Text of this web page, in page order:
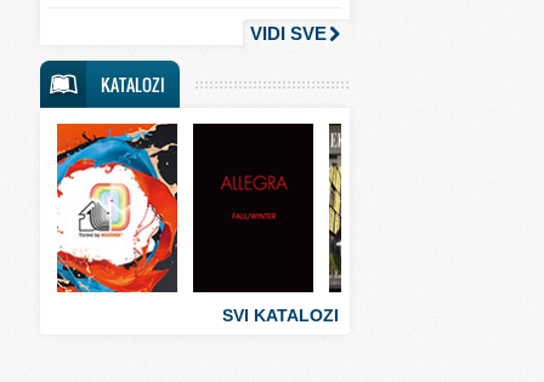
Svet sporta
Svet tehnike
Svet ugostiteljstva
Svet zabave i umetnosti
Svet zanimljivosti
Svet zdravlja
VIDI SVE
KATALOZI
SVI KATALOZI